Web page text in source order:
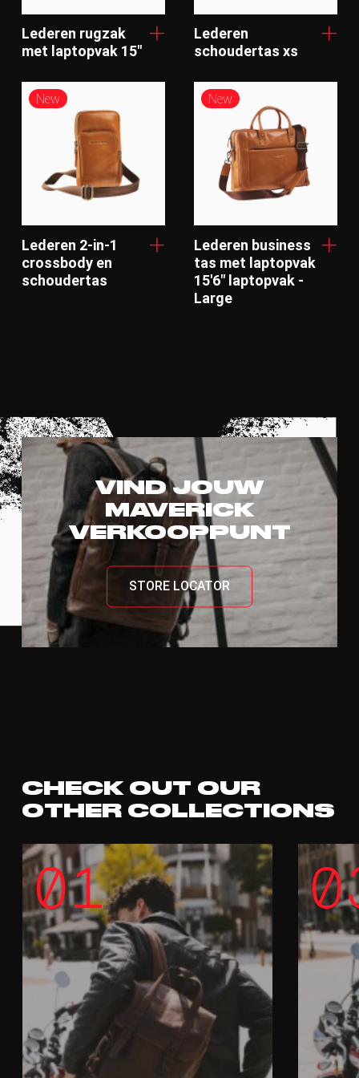
Lederen rugzak
met laptopvak 15"
Lederen
schoudertas xs
New
Lederen 2-in-1
crossbody en
schoudertas
New
Lederen business
tas met laptopvak
15'6" laptopvak -
Large
VIND JOUW
MAVERICK
VERKOOPPUNT
STORE LOCATOR
CHECK OUT OUR
OTHER COLLECTIONS
01